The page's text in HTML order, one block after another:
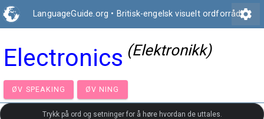
LanguageGuide.org • Britisk-engelsk visuelt ordforrådsettings
Electronics (Elektronikk)
ØV SPEAKING ØV NING
Trykk på ord og setninger for å høre hvordan de uttales.